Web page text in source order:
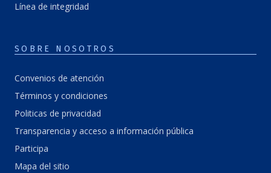
Línea de integridad
SOBRE NOSOTROS
Convenios de atención
Términos y condiciones
Politicas de privacidad
Transparencia y acceso a información pública
Participa
Mapa del sitio